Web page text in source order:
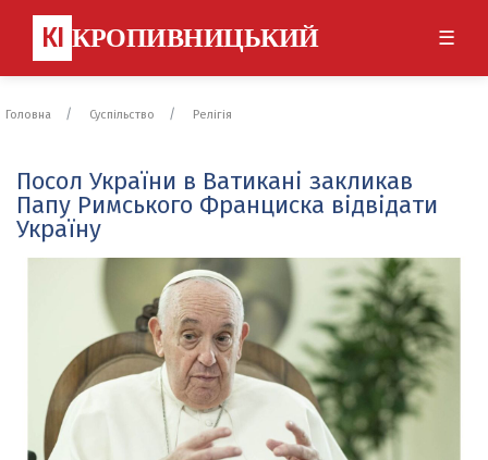
КІ КРОПИВНИЦЬКИЙ ☰
Головна Суспільство Релігія
Посол України в Ватикані закликав
Папу Римського Франциска відвідати
Україну